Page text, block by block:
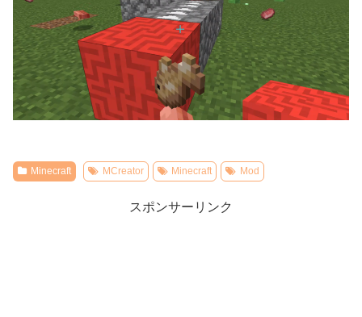
Minecraft MCreator Minecraft Mod
スポンサーリンク